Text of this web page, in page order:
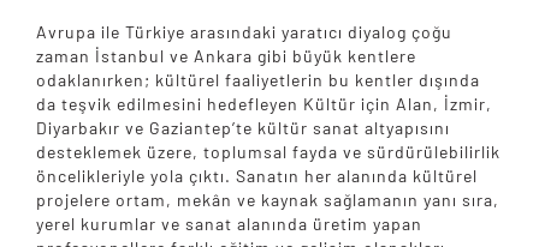
Avrupa ile Türkiye arasındaki yaratıcı diyalog çoğu
zaman İstanbul ve Ankara gibi büyük kentlere
odaklanırken; kültürel faaliyetlerin bu kentler dışında
da teşvik edilmesini hedefleyen Kültür için Alan, İzmir,
Diyarbakır ve Gaziantep’te kültür sanat altyapısını
desteklemek üzere, toplumsal fayda ve sürdürülebilirlik
öncelikleriyle yola çıktı. Sanatın her alanında kültürel
projelere ortam, mekân ve kaynak sağlamanın yanı sıra,
yerel kurumlar ve sanat alanında üretim yapan